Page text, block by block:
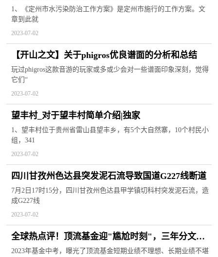
1、《定州市水污染防治工作方案》是定州市施行的工作方案。文
章到此就
2023-07-02
【开山之文】关于phigros优良谱面的分析和总结
玩过phigros这款音游的玩家或多或少会对一些谱面印象深刻，觉得
它们“
2023-07-02
望丰村_对于望丰村简单介绍|独家
1、望丰村位于贵州省雷山县望丰乡，有5个大自然寨，10个村民小
组，341
2023-07-02
四川甘孜州色达县突发泥石流导致国道G227线断道
7月2日17时15分，四川甘孜州色达县甲学镇切科村突发泥石流，造
成G227线
2023-07-02
全球热点评！顶流基金迎"尴尬时刻"，三年分文未
赚！是何原因？持仓策略有无变化？
2023年基金中考，曝光了顶流基金短期业绩不理想、长期业绩不堪